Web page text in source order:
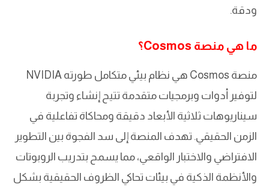
ودقة.
ما هي منصة Cosmos؟
منصة Cosmos هي نظام بيئي متكامل طورته NVIDIA
لتوفير أدوات وبرمجيات متقدمة تتيح إنشاء وتجربة
سيناريوهات ثلاثية الأبعاد دقيقة ومحاكاة تفاعلية في
الزمن الحقيقي. تهدف المنصة إلى سد الفجوة بين التطوير
الافتراضي والاختبار الواقعي، مما يسمح بتدريب الروبوتات
والأنظمة الذكية في بيئات تحاكي الظروف الحقيقية بشكل